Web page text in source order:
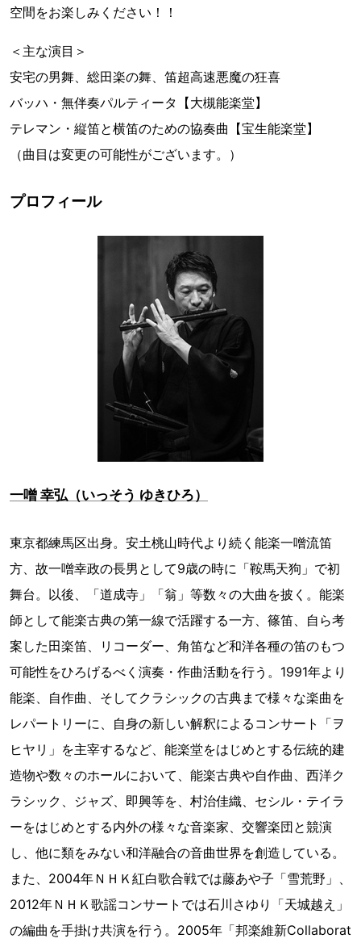
空間をお楽しみください！！
＜主な演目＞
安宅の男舞、総田楽の舞、笛超高速悪魔の狂喜
バッハ・無伴奏パルティータ【大槻能楽堂】
テレマン・縦笛と横笛のための協奏曲【宝生能楽堂】
（曲目は変更の可能性がございます。）
プロフィール
一噌 幸弘（いっそう ゆきひろ）
東京都練馬区出身。安土桃山時代より続く能楽一噌流笛
方、故一噌幸政の長男として9歳の時に「鞍馬天狗」で初
舞台。以後、「道成寺」「翁」等数々の大曲を披く。能楽
師として能楽古典の第一線で活躍する一方、篠笛、自ら考
案した田楽笛、リコーダー、角笛など和洋各種の笛のもつ
可能性をひろげるべく演奏・作曲活動を行う。1991年より
能楽、自作曲、そしてクラシックの古典まで様々な楽曲を
レパートリーに、自身の新しい解釈によるコンサート「ヲ
ヒヤリ」を主宰するなど、能楽堂をはじめとする伝統的建
造物や数々のホールにおいて、能楽古典や自作曲、西洋ク
ラシック、ジャズ、即興等を、村治佳織、セシル・テイラ
ーをはじめとする内外の様々な音楽家、交響楽団と競演
し、他に類をみない和洋融合の音曲世界を創造している。
また、2004年ＮＨＫ紅白歌合戦では藤あや子「雪荒野」、
2012年ＮＨＫ歌謡コンサートでは石川さゆり「天城越え」
の編曲を手掛け共演を行う。2005年「邦楽維新Collaborat